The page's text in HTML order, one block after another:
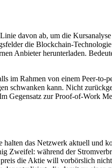
davon ab, um die
die Blockchain-
Anbieter herunterladen.
im Rahmen von einem Peer-to-
schwanken kann. Nicht
Gegensatz zur Proof-of-Work
das Netzwerk aktuell und
Zweifel: während der
die Aktie will vorbörslich